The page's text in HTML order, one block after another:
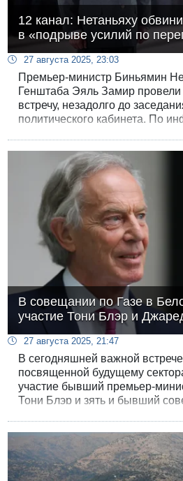
12 канал: Нетаньяху
в «подрыве усилий по
27 августа 2025, 23:03
Премьер-министр Биньямин
Генштаба Эяль Замир провели
встречу, незадолго до
политического кабинета. По
командованием.
В совещании по Газе в
участие Тони Блэр и
27 августа 2025, 21:47
В сегодняшней важной
посвященной будущему
участие бывший премьер-
Тони Блэр и зять и бывший
Барак Равид.